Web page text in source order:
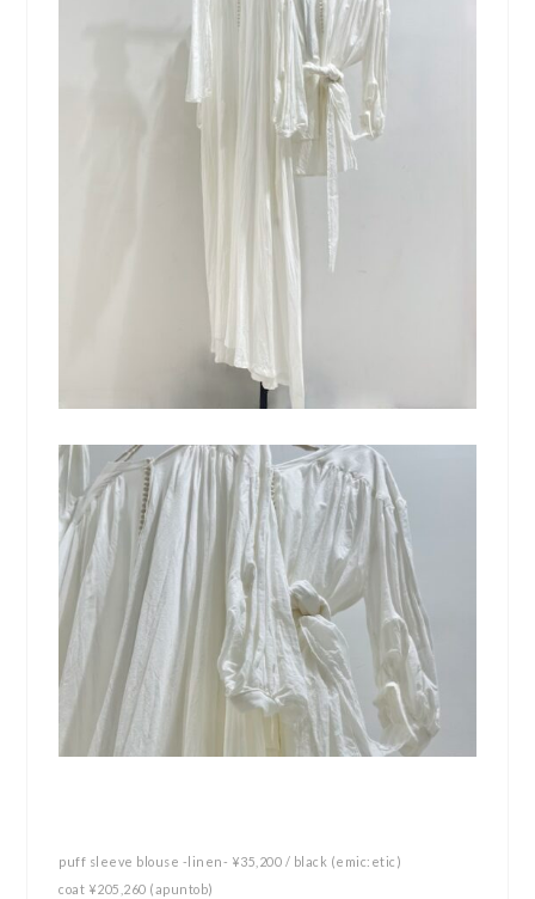
puff sleeve blouse -linen- ¥35,200 / black (emic:etic)
coat ¥205,260 (apuntob)